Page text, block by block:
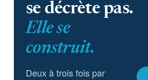
se décrète pas.
Elle se
construit.
Deux à trois fois par